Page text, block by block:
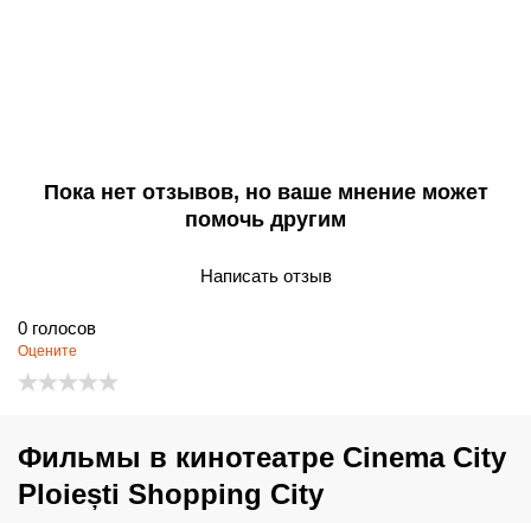
Пока нет отзывов, но ваше мнение может
помочь другим
Написать отзыв
0 голосов
Оцените
Фильмы в кинотеатре Cinema City
Ploiești Shopping City